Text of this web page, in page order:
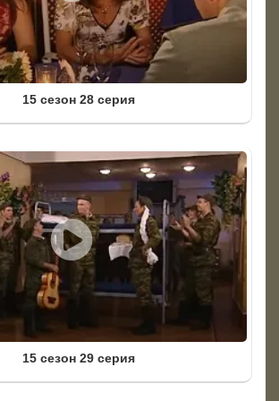
15 сезон 28 серия
15 сезон 29 серия